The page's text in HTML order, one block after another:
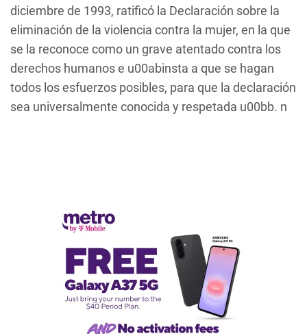
diciembre de 1993, ratificó la Declaración sobre la
eliminación de la violencia contra la mujer, en la que
se la reconoce como un grave atentado contra los
derechos humanos e u00abinsta a que se hagan
todos los esfuerzos posibles, para que la declaración
sea universalmente conocida y respetada u00bb. n